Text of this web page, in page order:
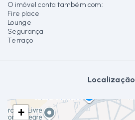
O imóvel conta também com:
Fire place
Lounge
Segurança
Terraço
Localização
+